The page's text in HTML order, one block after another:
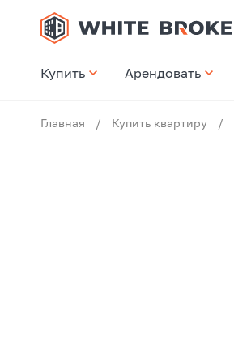
Купить Арендовать
Главная / Купить квартиру /